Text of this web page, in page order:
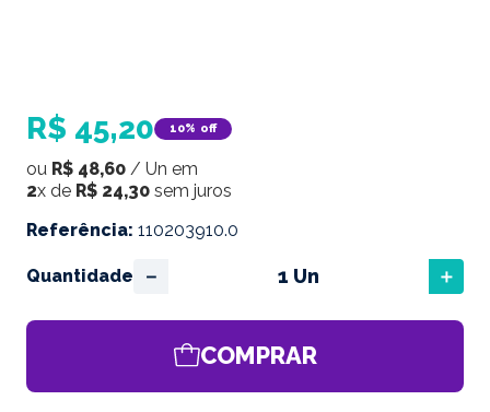
R$ 45,20 10% off
ou R$ 48,60 / Un em
2x de R$ 24,30 sem juros
Referência: 110203910.0
Quantidade ＋
－
COMPRAR